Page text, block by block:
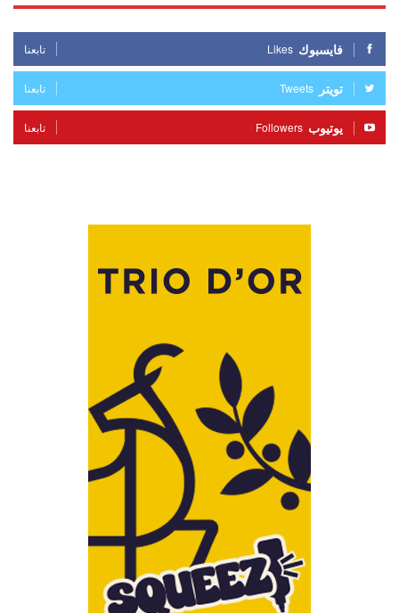
فايسبوك Likes تابعنا
تويتر Tweets تابعنا
يوتيوب Followers تابعنا